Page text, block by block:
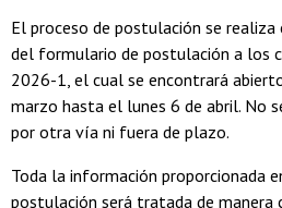
El proceso de postulación se
del formulario de postulación a los
2026-1, el cual se encontrará
marzo hasta el lunes 6 de abril. No
por otra vía ni fuera de plazo.
Toda la información proporcionada
postulación será tratada de manera